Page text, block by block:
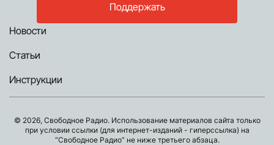
Поддержать
Новости
Статьи
Инструкции
© 2026, Свободное Радио. Использование материалов сайта только
при условии ссылки (для интернет-изданий - гиперссылка) на
“Свободное Радио” не ниже третьего абзаца.